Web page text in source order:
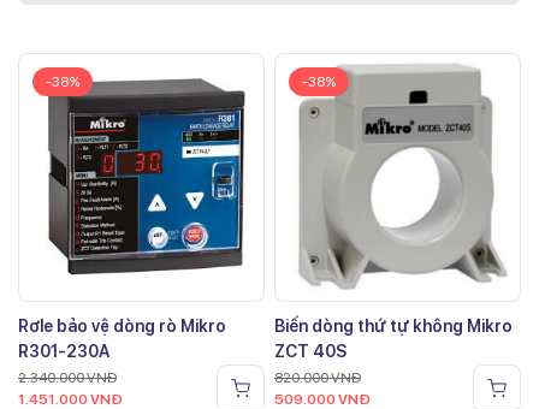
-38%
Rơle bảo vệ dòng rò Mikro
R301-230A
2.340.000VNĐ
1.451.000 VNĐ
-38%
Biến dòng thứ tự không Mikro
ZCT 40S
820.000VNĐ
509.000 VNĐ